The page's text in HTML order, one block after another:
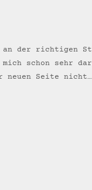
der richtigen
schon sehr
neuen Seite nicht…